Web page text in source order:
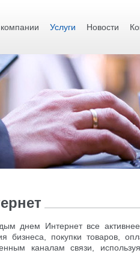
Услуги Новости
днем Интернет все
бизнеса, покупки товаров,
каналам связи,